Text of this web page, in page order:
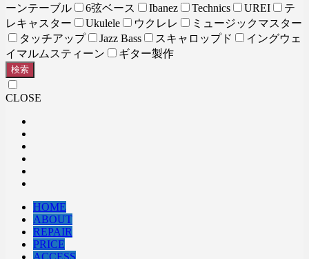
ーンテーブル
6弦ベース Ibanez Technics UREI
テ
レキャスター
Ukulele ウクレレ
ミュージックマスター
タッチアップ
Jazz Bass スキャロップド
イングウェ
イマルムスティーン
ギター製作
検索
CLOSE
HOME
ABOUT
REPAIR
PRICE